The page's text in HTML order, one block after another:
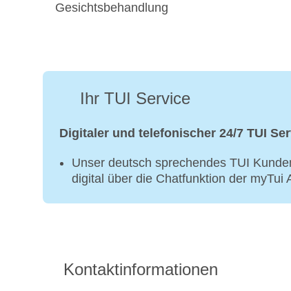
Gesichtsbehandlung
Ihr TUI Service
Digitaler und telefonischer 24/7 TUI
Unser deutsch sprechendes TUI
digital über die Chatfunktion der myTui
Kontaktinformationen